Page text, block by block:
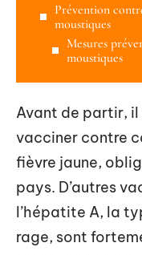
Prévention
moustiques
Mesures
moustiques
Avant de partir, il
vacciner contre
fièvre jaune,
pays. D’autres
l’hépatite A, la
rage, sont